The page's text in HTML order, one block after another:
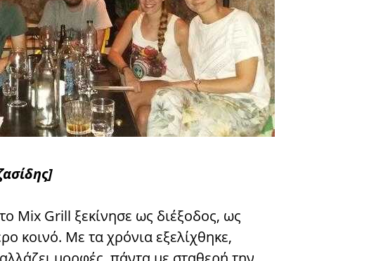
Mix Grill ξεκίνησε ως διέξοδος, ως
κοινό. Με τα χρόνια εξελίχθηκε,